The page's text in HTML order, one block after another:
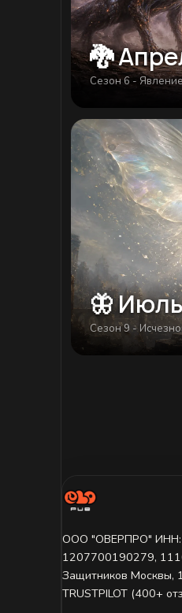
🐉
Сезон 6 -
🦋
Сезон 9 -
ООО "ОВЕРПРО" ИНН:
1207700190279,
Защитников Москвы,
TRUSTPILOT (400+